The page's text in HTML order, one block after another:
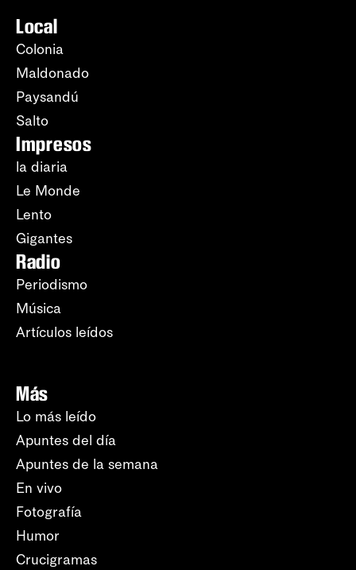
Local
Colonia
Maldonado
Paysandú
Salto
Impresos
la diaria
Le Monde
Lento
Gigantes
Radio
Periodismo
Música
Artículos leídos
Más
Lo más leído
Apuntes del día
Apuntes de la semana
En vivo
Fotografía
Humor
Crucigramas